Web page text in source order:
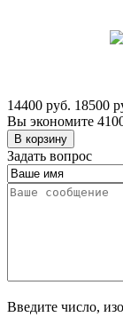
14400 руб. 18500
Вы экономите
Задать вопрос
Введите число,